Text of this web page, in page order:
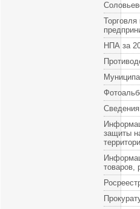
Торговля
НПА за
защиты
товаров,